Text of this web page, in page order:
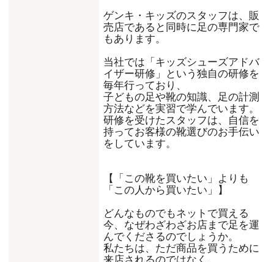
ゲンキ・キッズのスタッフは、販
売店であると同時に足の専門家で
もあります。
当社では「キッズシューズアドバ
イザー研修」という独自の研修を
毎年行っており、
子どもの足や靴の知識、足の計測
方法などを実習で学んでいます。
研修を受けたスタッフは、自信を
持ってお客様の靴選びのお手伝い
をしています。
【「この靴を買いたい」よりも
「この人から買いたい」】
どんなものでもネットで買える
今、なぜわざわざお店まで足を運
んでくださるのでしょうか。
私たちは、ただ商品を買うために